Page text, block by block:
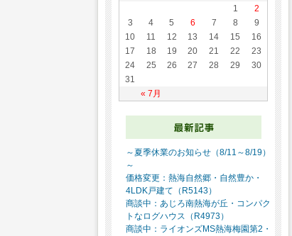
« 7月
1
2
3
4 5 6 7 8
9
10
11 12 13 14 15
16
17
18 19 20 21 22
23
24
25 26 27 28 29
30
31
～夏季休業のお知らせ（8/11～8/19）
～
価格変更：熱海自然郷・自然豊か・
4LDK戸建て（R5143）
商談中：あじろ南熱海が丘・コンパク
トなログハウス（R4973）
商談中：ライオンズMS熱海梅園第2・